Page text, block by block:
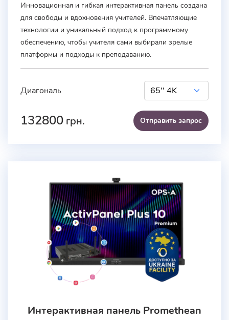
Инновационная и гибкая интерактивная панель создана
для свободы и вдохновения учителей. Впечатляющие
технологии и уникальный подход к программному
обеспечению, чтобы учителя сами выбирали зрелые
платформы и подходы к преподаванию.
Диагональ
132800 грн. Отправить запроc
Интерактивная панель Promethean